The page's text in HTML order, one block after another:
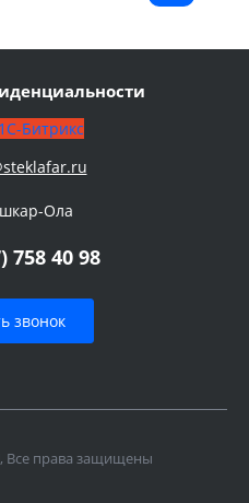
Битрикс
Ола
758 40 98
звонок
Все права защищены